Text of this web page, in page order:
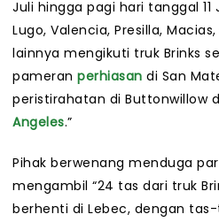
Juli hingga pagi hari tanggal 11
Lugo, Valencia, Presilla,
lainnya mengikuti truk Brinks
pameran perhiasan di San
peristirahatan di Buttonwillow
Angeles.”
Pihak berwenang menduga
mengambil “24 tas dari truk
berhenti di Lebec, dengan